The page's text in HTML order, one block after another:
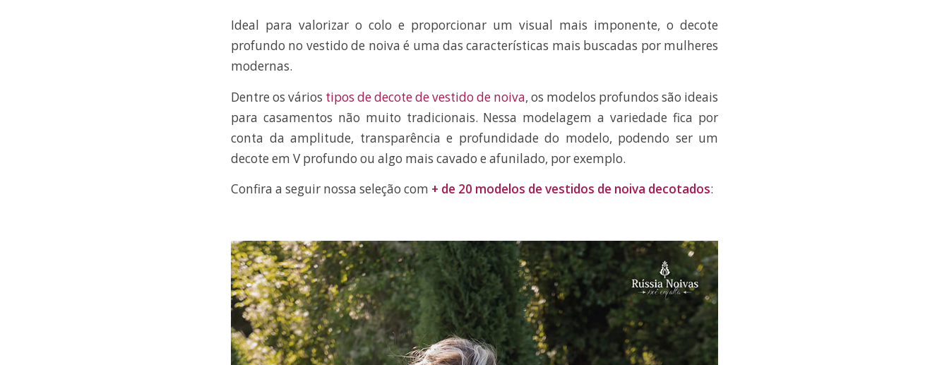
Ideal para valorizar o colo e proporcionar um visual mais imponente, o decote
profundo no vestido de noiva é uma das características mais buscadas por mulheres
modernas.
Dentre os vários tipos de decote de vestido de noiva, os modelos profundos são ideais
para casamentos não muito tradicionais. Nessa modelagem a variedade fica por
conta da amplitude, transparência e profundidade do modelo, podendo ser um
decote em V profundo ou algo mais cavado e afunilado, por exemplo.
Confira a seguir nossa seleção com + de 20 modelos de vestidos de noiva decotados: